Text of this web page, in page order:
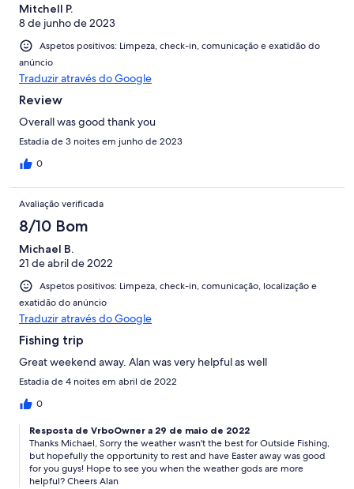
Mitchell P.
8 de junho de 2023
Aspetos positivos: Limpeza, check-in, comunicação e exatidão do
anúncio
Traduzir através do Google
Review
Overall was good thank you
Estadia de 3 noites em junho de 2023
0
Avaliação verificada
8/10 Bom
Michael B.
21 de abril de 2022
Aspetos positivos: Limpeza, check-in, comunicação, localização e
exatidão do anúncio
Traduzir através do Google
Fishing trip
Great weekend away. Alan was very helpful as well
Estadia de 4 noites em abril de 2022
0
Resposta de VrboOwner a 29 de maio de 2022
Thanks Michael, Sorry the weather wasn't the best for Outside Fishing,
but hopefully the opportunity to rest and have Easter away was good
for you guys! Hope to see you when the weather gods are more
helpful? Cheers Alan